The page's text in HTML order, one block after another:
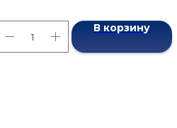
В корзину